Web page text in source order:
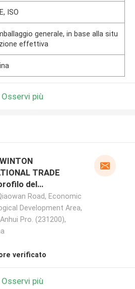
ISO
generale, in base alla situ
effettiva
Osservi più
TRADE
del
Road, Economic
Development Area,
Pro. (231200),
verificato
Osservi più